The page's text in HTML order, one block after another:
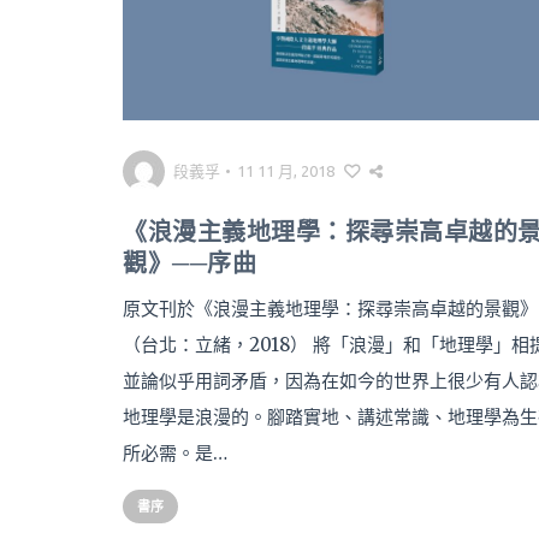
段義孚 • 11 11 月, 2018
《浪漫主義地理學：探尋崇高卓越的
觀》──序曲
原文刊於《浪漫主義地理學：探尋崇高卓越的景觀》
（台北：立緒，2018） 將「浪漫」和「地理學」相
並論似乎用詞矛盾，因為在如今的世界上很少有人
地理學是浪漫的。腳踏實地、講述常識、地理學為
所必需。是…
書序